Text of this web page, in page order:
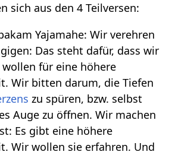
sich aus den 4 Teilversen:
Yajamahe: Wir verehren
Das steht dafür, dass wir
für eine höhere
Wir bitten darum, die Tiefen
zu spüren, bzw. selbst
Auge zu öffnen. Wir machen
Es gibt eine höhere
Wir wollen sie erfahren. Und